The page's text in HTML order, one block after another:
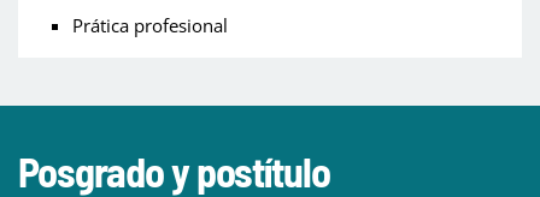
Prática profesional
Posgrado y postítulo